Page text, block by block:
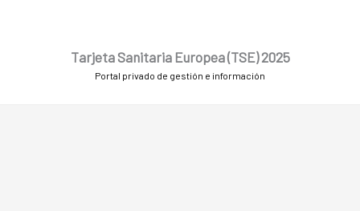
Tarjeta Sanitaria Europea (TSE) 2025
Portal privado de gestión e información